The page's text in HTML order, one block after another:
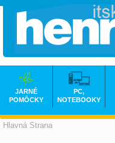
Hlavná Strana
JARNÉ
POMÔCKY
PC,
NOTEBOOKY